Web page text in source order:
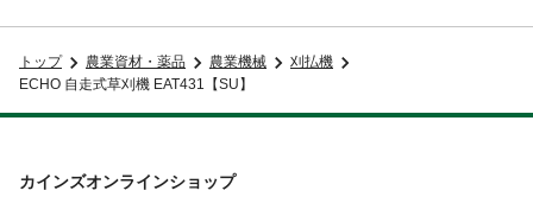
トップ 農業資材・薬品 農業機械
刈払機
ECHO 自走式草刈機 EAT431【SU】
カインズオンラインショップ